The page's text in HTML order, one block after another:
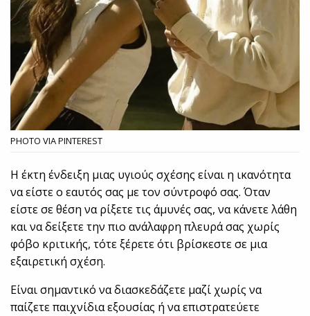
PHOTO VIA PINTEREST
Η έκτη ένδειξη μιας υγιούς σχέσης είναι η ικανότητα
να είστε ο εαυτός σας με τον σύντροφό σας. Όταν
είστε σε θέση να ρίξετε τις άμυνές σας, να κάνετε λάθη
και να δείξετε την πιο ανάλαφρη πλευρά σας χωρίς
φόβο κριτικής, τότε ξέρετε ότι βρίσκεστε σε μια
εξαιρετική σχέση.
Είναι σημαντικό να διασκεδάζετε μαζί χωρίς να
παίζετε παιχνίδια εξουσίας ή να επιστρατεύετε